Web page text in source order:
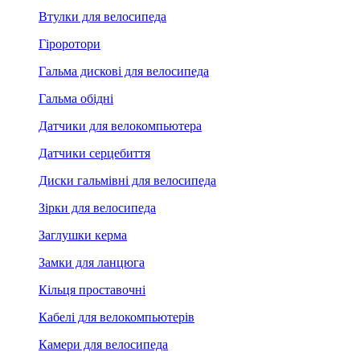
Втулки для велосипеда
Гіроротори
Гальма дискові для велосипеда
Гальма обідні
Датчики для велокомпьютера
Датчики серцебиття
Диски гальмівні для велосипеда
Зірки для велосипеда
Заглушки керма
Замки для ланцюга
Кільця проставочні
Кабелі для велокомпьютерів
Камери для велосипеда